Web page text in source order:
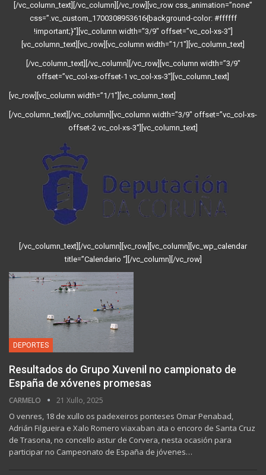
[/vc_column_text][/vc_column][/vc_row][vc_row css_animation=”none”
css=”.vc_custom_1700308953616{background-color: #ffffff
!important;}”][vc_column width=”3/9″ offset=”vc_col-xs-3″]
[vc_column_text][vc_row][vc_column width=”1/1″][vc_column_text]
[/vc_column_text][/vc_column][/vc_row][vc_column width=”3/9″
offset=”vc_col-xs-offset-1 vc_col-xs-3″][vc_column_text]
[vc_row][vc_column width=”1/1″][vc_column_text]
[/vc_column_text][/vc_column][vc_column width=”3/9″ offset=”vc_col-xs-
offset-2 vc_col-xs-3″][vc_column_text]
[/vc_column_text][/vc_column][vc_row][vc_column][vc_wp_calendar
title=”Calendario “][/vc_column][/vc_row]
DEPORTES
Resultados do Grupo Xuvenil no campionato de
España de xóvenes promesas
CARMELO 21 Xullo, 2025
O venres, 18 de xullo os padexeiros ponteses Omar Penabad,
Adrián Filgueira e Xalo Romero viaxaban ata o encoro de Santa Cruz
de Trasona, no concello astur de Corvera, nesta ocasión para
participar no Campeonato de España de jóvenes…